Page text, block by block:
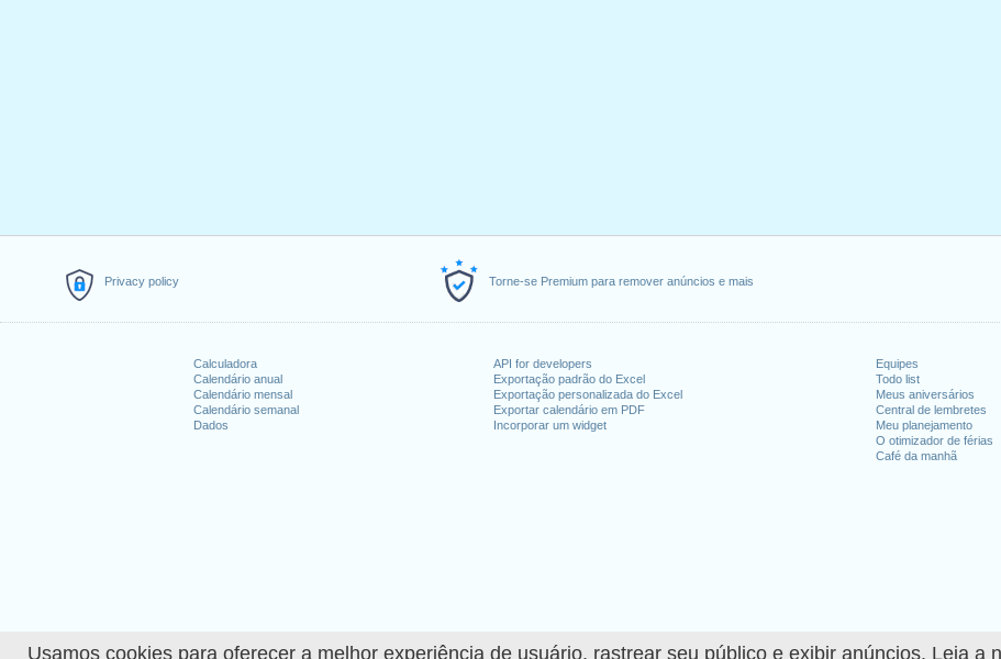
Usamos cookies para oferecer a melhor experiência de usuário, rastrear seu público e exibir anúncios. Leia a
Privacy policy Torne-se Premium para remover anúncios e mais
Calculadora
Calendário anual
Calendário mensal
Calendário semanal
Dados
API for developers
Exportação padrão do Excel
Exportação personalizada do Excel
Exportar calendário em PDF
Incorporar um widget
Equipes
Todo list
Meus aniversários
Central de lembretes
Meu planejamento
O otimizador de férias
Café da manhã
: segunda-feira, 1 junho, 2020
: sexta-feira, 25 dezembro, 2020
1. Fête nationale suisse : sábado, 1 agosto, 2020
2. Saint Étienne : sábado, 26 dezembro, 2020